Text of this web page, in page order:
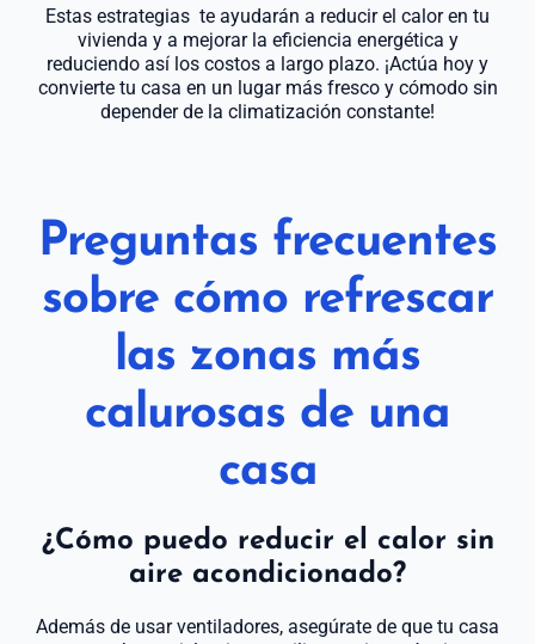
Estas estrategias te ayudarán a reducir el calor en tu
vivienda y a mejorar la eficiencia energética y
reduciendo así los costos a largo plazo. ¡Actúa hoy y
convierte tu casa en un lugar más fresco y cómodo sin
depender de la climatización constante!
Preguntas frecuentes
sobre cómo refrescar
las zonas más
calurosas de una
casa
¿Cómo puedo reducir el calor sin
aire acondicionado?
Además de usar ventiladores, asegúrate de que tu casa